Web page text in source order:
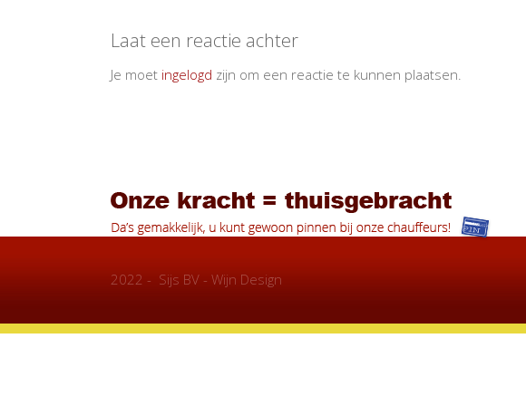
Laat een reactie achter
Je moet ingelogd zijn om een reactie te kunnen plaatsen.
2022 - Sijs BV - Wijn Design